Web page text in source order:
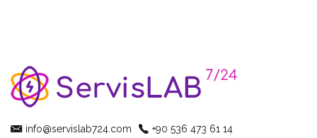
info@servislab724.com +90 536 473 61 14